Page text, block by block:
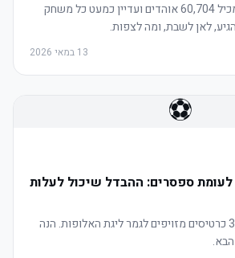
Emirates Stadium מכיל 60,704 אוהדים ועדיין כמעט כל משחק
לאן לשבת, ומה לצפות.
13 במאי 2026
⚽
ספסרים: ההבדל שיכול לעלות
ספסר אחד מכר 3,000 כרטיסים מזויפים לגמר ליגת האלופות. הנה